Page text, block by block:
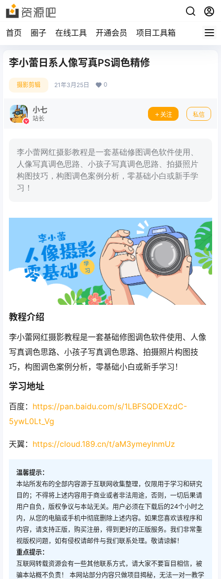
首页 圈子 在线工具 开通会员 项目工具箱
李小蕾日系人像写真PS调色精修
摄影剪辑 21年3月25日 0
小七
站长
关注 私信
李小蕾网红摄影教程是一套基础修图调色软件使用、
人像写真调色思路、小孩子写真调色思路、拍摄照片
构图技巧，构图调色案例分析，零基础小白或新手学
习！
教程介绍
李小蕾网红摄影教程是一套基础修图调色软件使用、人像
写真调色思路、小孩子写真调色思路、拍摄照片构图技
巧，构图调色案例分析，零基础小白或新手学习！
学习地址
百度： https://pan.baidu.com/s/1LBFSQDEXzdC-
5ywL0Lt_Vg
天翼： https://cloud.189.cn/t/aM3ymeyInmUz
温馨提示：
本站所发布的全部内容源于互联网收集整理，仅限用于学习和研究
目的；不得将上述内容用于商业或者非法用途，否则，一切后果请
用户自负，版权争议与本站无关。用户必须在下载后的24个小时之
内，从您的电脑或手机中彻底删除上述内容。如果您喜欢该程序和
内容，请支持正版，购买注册，得到更好的正版服务。我们非常重
视版权问题，如有侵权请邮件与我们联系处理。敬请谅解！
重点提示：
互联网转载资源会有一些其他联系方式，请大家不要盲目相信，被
骗本站概不负责！ 本网站部分内容只做项目揭秘，无法一对一教学